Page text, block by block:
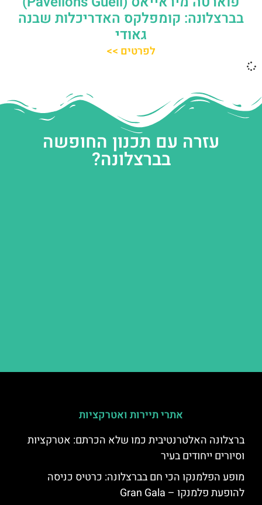
בברצלונה: קומפלקס האדריכלות שבנה
גאודי
לפרטים >>
עזרה עם תכנון החופשה
בברצלונה?
אתרי תיירות ואטרקציות
ברצלונה האלטרנטיבית כמו שלא הכרתם: אטרקציות
וסיורים ייחודים בעיר
מופע הפלמנקו הכי חם בברצלונה: כרטיס כניסה
להופעת פלמנקו – Gran Gala